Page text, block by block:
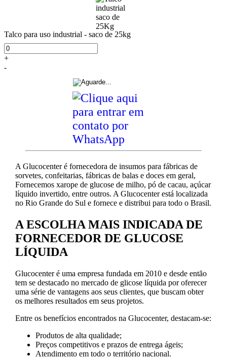
Talco para uso industrial - saco de 25kg
+
-
A Glucocenter é fornecedora de insumos para fábricas de
sorvetes, confeitarias, fábricas de balas e doces em geral,
Fornecemos xarope de glucose de milho, pó de cacau, açúcar
líquido invertido, entre outros. A Glucocenter está localizada
no Rio Grande do Sul e fornece e distribui para todo o Brasil.
A ESCOLHA MAIS INDICADA DE
FORNECEDOR DE GLUCOSE
LÍQUIDA
Glucocenter é uma empresa fundada em 2010 e desde então
tem se destacado no mercado de glicose líquida por oferecer
uma série de vantagens aos seus clientes, que buscam obter
os melhores resultados em seus projetos.
Entre os benefícios encontrados na Glucocenter, destacam-se:
Produtos de alta qualidade;
Preços competitivos e prazos de entrega ágeis;
Atendimento em todo o território nacional.